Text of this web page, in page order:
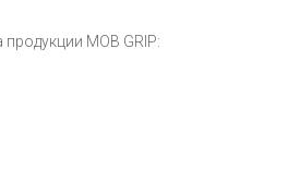
MOB GRIP: